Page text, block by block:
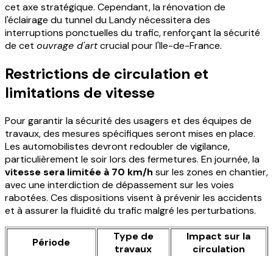
cet axe stratégique. Cependant, la rénovation de
l'éclairage du tunnel du Landy nécessitera des
interruptions ponctuelles du trafic, renforçant la sécurité
de cet ouvrage d'artcrucial pour l'Ile-de-France.
Restrictions de circulation et
limitations de vitesse
Pour garantir la sécurité des usagers et des équipes de
travaux, des mesures spécifiques seront mises en place.
Les automobilistes devront redoubler de vigilance,
particulièrement le soir lors des fermetures. En journée, la
vitesse sera limitée à 70 km/h sur les zones en chantier,
avec une interdiction de dépassement sur les voies
rabotées. Ces dispositions visent à prévenir les accidents
et à assurer la fluidité du trafic malgré les perturbations.
Période
Type de
travaux
Impact sur la
circulation